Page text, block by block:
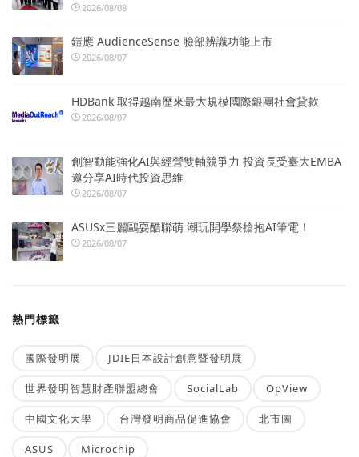
2026/08/08
鎧應 AudienceSense 臉部辨識功能上市
2026/08/07
HDBank 取得越南歷來最大規模國際銀團社會貸款
2026/08/07
創智動能強化AI與經營雙軸競爭力 投資長受臺大EMBA
邀分享AI時代投資思維
2026/08/07
ASUSx三麗鷗耍酷聯萌 潮玩開學祭搶抱AI筆電！
2026/08/07
熱門標籤
國際發明展 JDIE日本設計創意暨發明展
世界發明智慧財產聯盟總會 SocialLab OpView
中國文化大學 台灣發明商品促進協會 北市圖
ASUS Microchip